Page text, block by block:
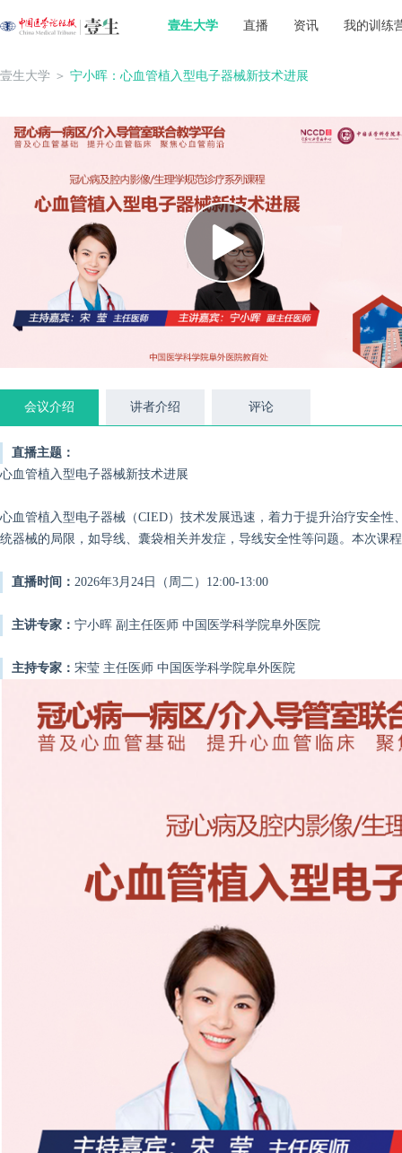
壹生大学 直播 资讯 我的训练
壹生大学 ＞ 宁小晖：心血管植入型电子器械新技术进展
会议介绍 讲者介绍 评论
直播主题：
心血管植入型电子器械新技术进展
心血管植入型电子器械（CIED）技术发展迅速，着力于提升治疗安全
统器械的局限，如导线、囊袋相关并发症，导线安全性等问题。本次课
直播时间： 2026年3月24日（周二）12:00-13:00
主讲专家： 宁小晖 副主任医师 中国医学科学院阜外医院
主持专家： 宋莹 主任医师 中国医学科学院阜外医院